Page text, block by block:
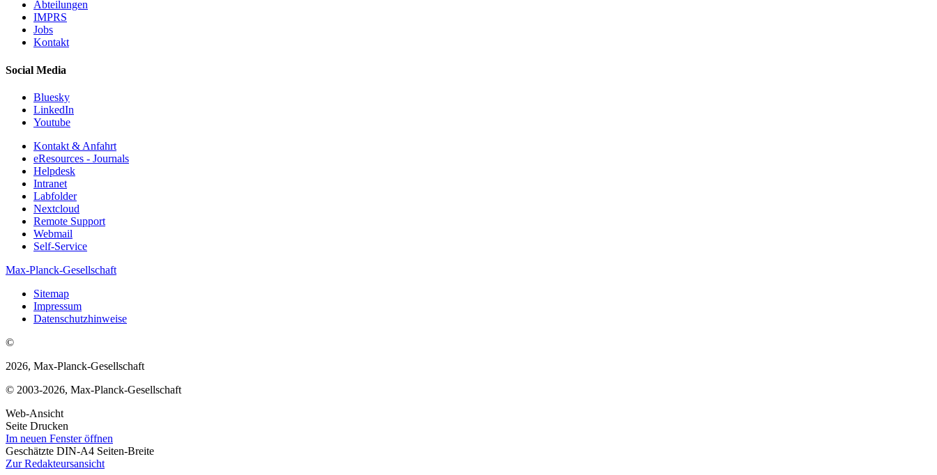
Abteilungen
IMPRS
Jobs
Kontakt
Social Media
Bluesky
LinkedIn
Youtube
Kontakt & Anfahrt
eResources - Journals
Helpdesk
Intranet
Labfolder
Nextcloud
Remote Support
Webmail
Self-Service
Max-Planck-Gesellschaft
Sitemap
Impressum
Datenschutzhinweise
©
2026, Max-Planck-Gesellschaft
© 2003-2026, Max-Planck-Gesellschaft
Web-Ansicht
Seite Drucken
Im neuen Fenster öffnen
Geschätzte DIN-A4 Seiten-Breite
Zur Redakteursansicht